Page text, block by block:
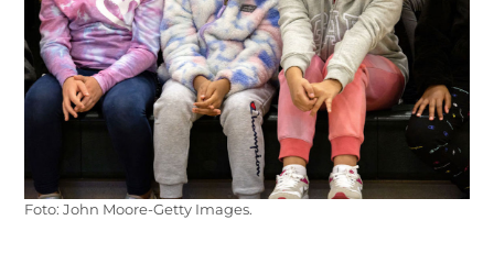
Foto: John Moore-Getty Images.